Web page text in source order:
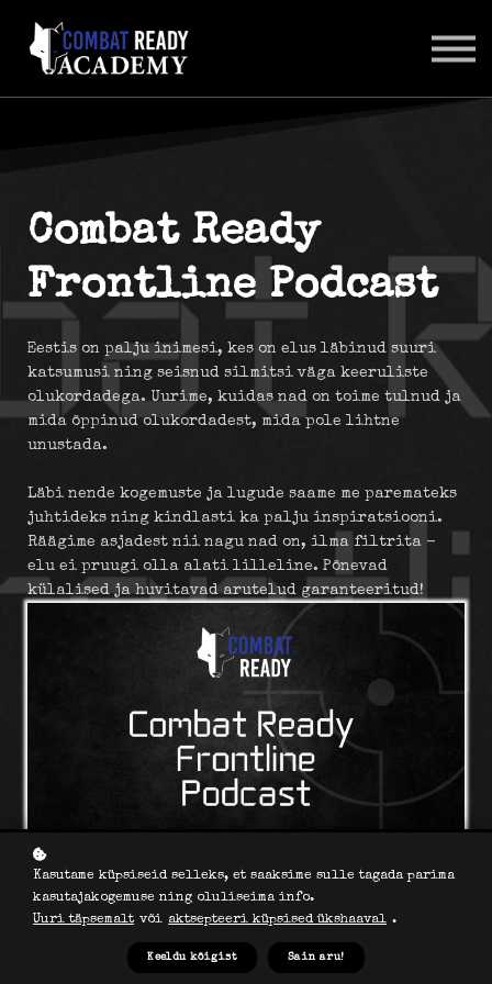
SUHTLUSKESKKOND
Combat Ready
Frontline Podcast
Eestis on palju inimesi, kes on elus läbinud suuri
katsumusi ning seisnud silmitsi väga keeruliste
olukordadega. Uurime, kuidas nad on toime tulnud ja
mida õppinud olukordadest, mida pole lihtne
unustada.
Läbi nende kogemuste ja lugude saame me paremateks
juhtideks ning kindlasti ka palju inspiratsiooni.
Räägime asjadest nii nagu nad on, ilma filtrita -
elu ei pruugi olla alati lilleline. Põnevad
külalised ja huvitavad arutelud garanteeritud!
Logi sisse ja vaata tasuta!
Kasutame küpsiseid selleks, et saaksime sulle tagada parima
kasutajakogemuse ning oluliseima info.
Uuri täpsemalt või aktsepteeri küpsised ükshaaval .
Keeldu kõigist Sain aru!